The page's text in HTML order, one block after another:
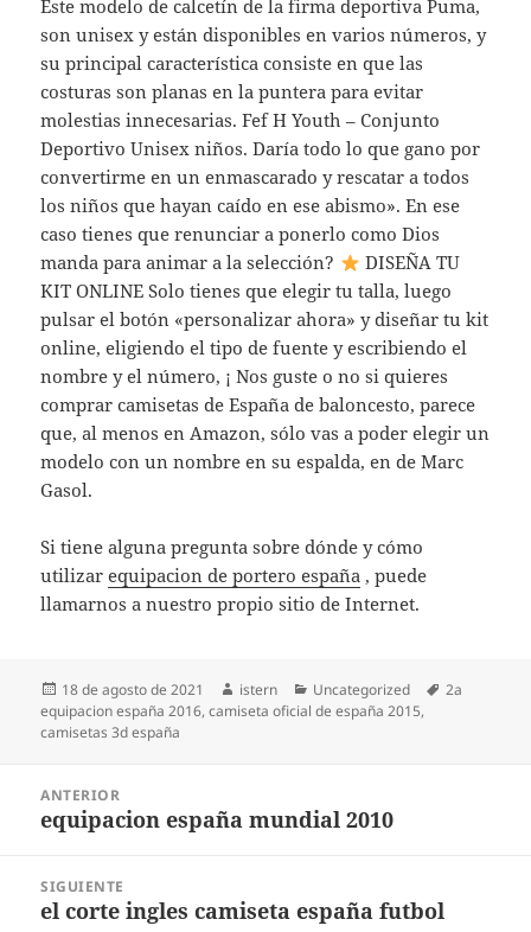
Este modelo de calcetín de la firma deportiva Puma,
son unisex y están disponibles en varios números, y
su principal característica consiste en que las
costuras son planas en la puntera para evitar
molestias innecesarias. Fef H Youth – Conjunto
Deportivo Unisex niños. Daría todo lo que gano por
convertirme en un enmascarado y rescatar a todos
los niños que hayan caído en ese abismo». En ese
caso tienes que renunciar a ponerlo como Dios
manda para animar a la selección?
DISEÑA TU
KIT ONLINE Solo tienes que elegir tu talla, luego
pulsar el botón «personalizar ahora» y diseñar tu kit
online, eligiendo el tipo de fuente y escribiendo el
nombre y el número, ¡ Nos guste o no si quieres
comprar camisetas de España de baloncesto, parece
que, al menos en Amazon, sólo vas a poder elegir un
modelo con un nombre en su espalda, en de Marc
Gasol.
Si tiene alguna pregunta sobre dónde y cómo
utilizarequipacion de portero españa , puede
llamarnos a nuestro propio sitio de Internet.
Publicado
el
18 de agosto de 2021 Autor
istern Categorías
Uncategorized Etiquetas
2a
equipacion españa 2016,camiseta oficial de españa 2015,
camisetas 3d españa
entradas
ANTERIOR
Entrada
equipacion españa mundial 2010
SIGUIENTE
Entrada
el corte ingles camiseta españa futbol